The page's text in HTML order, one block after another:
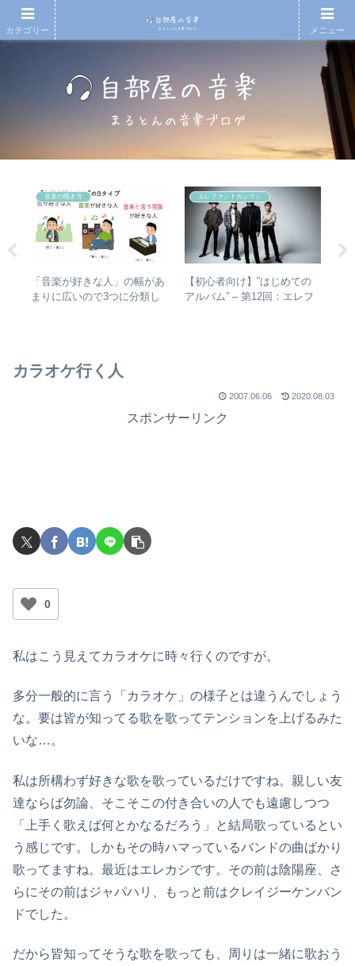
音楽の聴き方
「音楽が好きな人」の幅があ
まりに広いので3つに分類し
エレファントカシマシ
【初心者向け】”はじめての
アルバム” – 第12回：エレフ
カラオケ行く人
2007.06.06 2020.08.03
スポンサーリンク
0
私はこう見えてカラオケに時々行くのですが。
多分一般的に言う「カラオケ」の様子とは違うんでしょう
な。要は皆が知ってる歌を歌ってテンションを上げるみた
いな…。
私は所構わず好きな歌を歌っているだけですね。親しい友
達ならば勿論、そこそこの付き合いの人でも遠慮しつつ
「上手く歌えば何とかなるだろう」と結局歌っているとい
う感じです。しかもその時ハマっているバンドの曲ばかり
歌ってますね。最近はエレカシです。その前は陰陽座、さ
らにその前はジャパハリ、もっと前はクレイジーケンバン
ドでした。
だから皆知ってそうな歌を歌っても、周りは一緒に歌おう
カテゴリー メニュー